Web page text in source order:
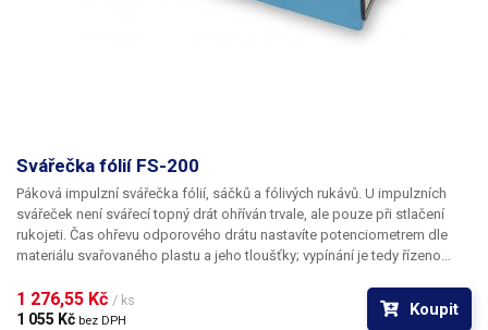
Svářečka fólií FS-200
Páková impulzní svářečka fólií, sáčků a fólivých rukávů. U impulzních
svářeček není svářecí topný drát ohříván trvale, ale pouze při stlačení
rukojeti. Čas ohřevu odporového drátu nastavíte potenciometrem dle
materiálu svařovaného plastu a jeho tloušťky; vypínání je tedy řízeno
délka sváru je 200 mm. Maximální tloušťka svařované fólie činí 2 × 0,08
mm.Kryt svářečky
je vyroben z plastu, výrobek není určen pro práci v
1 276,55 Kč / ks
1 055 Kč bez DPH
Koupit